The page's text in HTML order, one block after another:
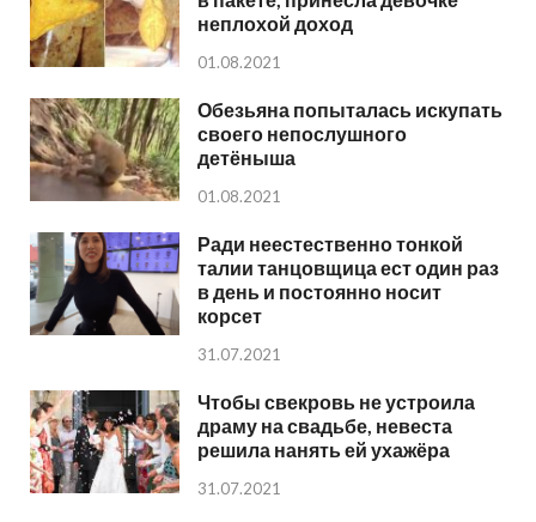
неплохой доход
01.08.2021
Обезьяна попыталась искупать
своего непослушного
детёныша
01.08.2021
Ради неестественно тонкой
талии танцовщица ест один раз
в день и постоянно носит
корсет
31.07.2021
Чтобы свекровь не устроила
драму на свадьбе, невеста
решила нанять ей ухажёра
31.07.2021